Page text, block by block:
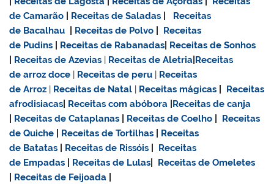
de Camarão
Receitas de Saladas
Receitas
de Bacalhau
Receitas de Polvo
Receitas
de Pudins
Receitas de Rabanadas Receitas de Sonhos
Receitas de Azevias | Receitas de Aletria Receitas
dearroz doce | Receitas de peru | Receitas
de Arroz | Receitas de Natal | Receitas mágicas
Receitas
afrodisiacas Receitas com abóbora Receitas de canja
Receitas de Cataplanas Receitas de Coelho
Receitas
de Quiche
Receitas de Tortilhas
Receitas
de Batatas
Receitas de Rissóis
Receitas
de Empadas
Receitas de Lulas
Receitas de Omeletes
Receitas de Feijoada